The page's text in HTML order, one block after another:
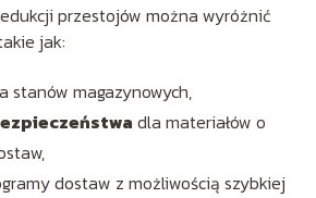
przestojów można wyróżnić
jak:
stanów magazynowych,
dla materiałów o
dostaw z możliwością szybkiej